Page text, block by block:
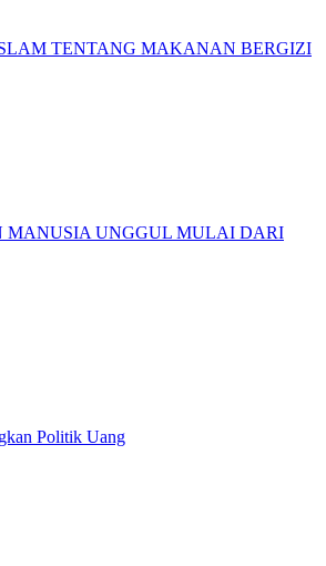
TENTANG MAKANAN BERGIZI
MANUSIA UNGGUL MULAI DARI
Politik Uang